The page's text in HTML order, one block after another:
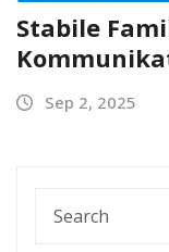
Stabile
Sep 2, 2025